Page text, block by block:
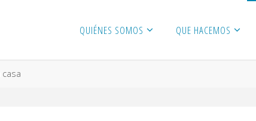
QUIÉNES SOMOS QUE HACEMOS
casa